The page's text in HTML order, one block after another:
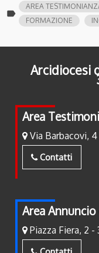
label
AREA
FORMAZIONE
Arcidiocesi
Area
Via Barbacovi,
Contatti
Area
Piazza Fiera, 2 -